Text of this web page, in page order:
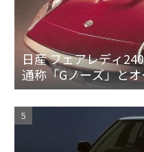
日産 フェアレディ
通称「Gノーズ」と
備した特別なZ